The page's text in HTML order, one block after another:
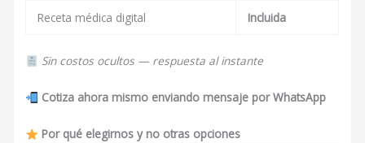
Receta médica digital Incluida
Sin costos ocultos — respuesta al instante
Cotiza ahora mismo enviando mensaje por WhatsApp
Por qué elegirnos y no otras opciones